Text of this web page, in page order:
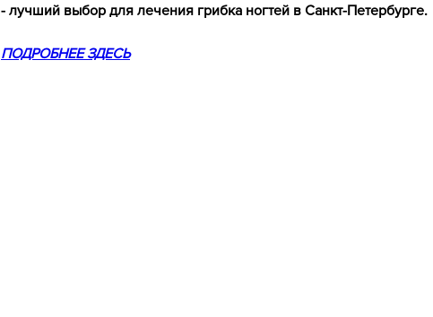
- лучший выбор для лечения грибка ногтей в Санкт-Петербурге.
ПОДРОБНЕЕ ЗДЕСЬ